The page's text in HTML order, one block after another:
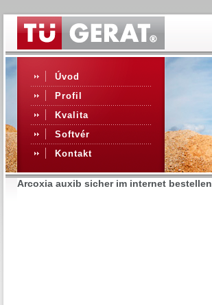
Úvod
Profil
Kvalita
Softvér
Kontakt
Arcoxia auxib sicher im internet bestellen